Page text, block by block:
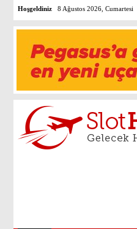
Hoşgeldiniz 8 Ağustos 2026, Cumartesi